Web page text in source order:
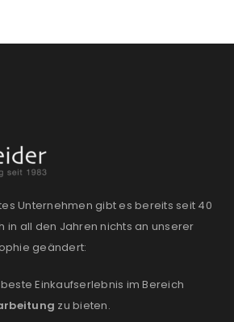
gesendet.
Unternehmen gibt es bereits seit 40
in all den Jahren nichts an unserer
geändert:
Einkaufserlebnis im Bereich
zu bieten.